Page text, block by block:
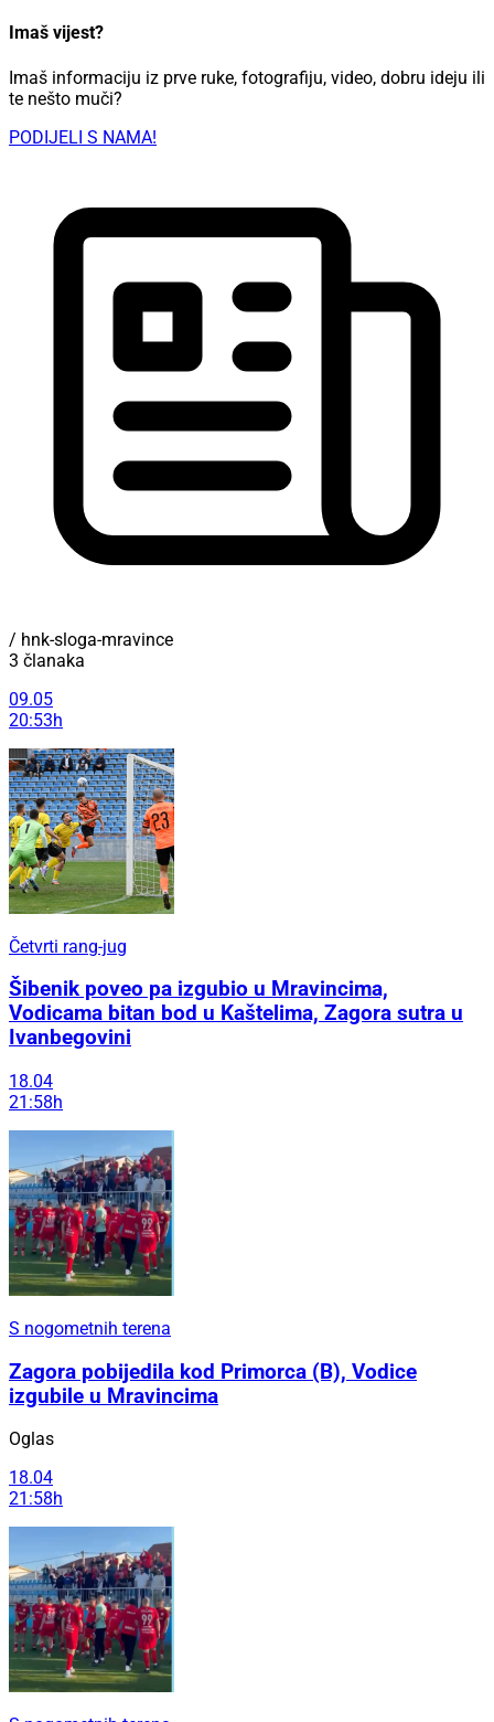
Imaš vijest?
Imaš informaciju iz prve ruke, fotografiju, video, dobru ideju ili
te nešto muči?
PODIJELI S NAMA!
/ hnk-sloga-mravince
3 članaka
09.05
20:53h
Četvrti rang-jug
Šibenik poveo pa izgubio u Mravincima,
Vodicama bitan bod u Kaštelima, Zagora sutra u
Ivanbegovini
18.04
21:58h
S nogometnih terena
Zagora pobijedila kod Primorca (B), Vodice
izgubile u Mravincima
Oglas
18.04
21:58h